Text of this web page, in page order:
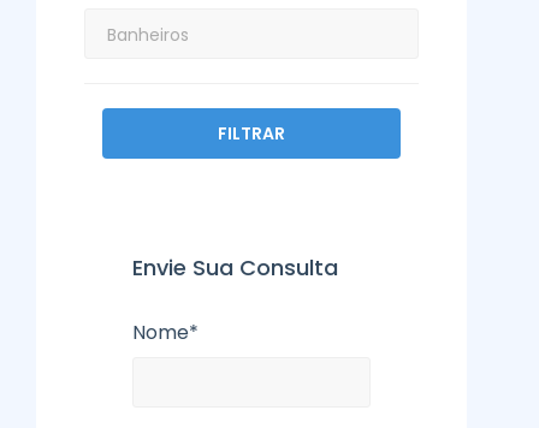
FILTRAR
Envie Sua Consulta
Nome*